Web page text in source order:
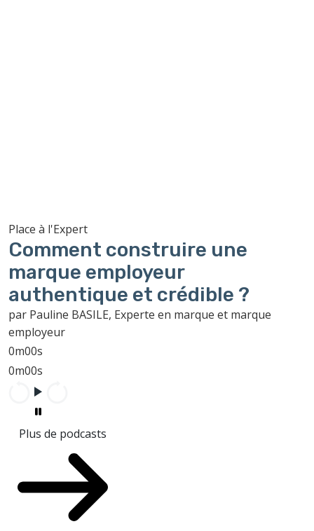
Place à l'Expert
Comment construire une
marque employeur
authentique et crédible ?
par Pauline BASILE, Experte en marque et marque
employeur
0m00s
0m00s
Plus de podcasts